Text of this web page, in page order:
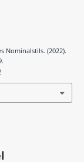
Nominalstils. (2022).